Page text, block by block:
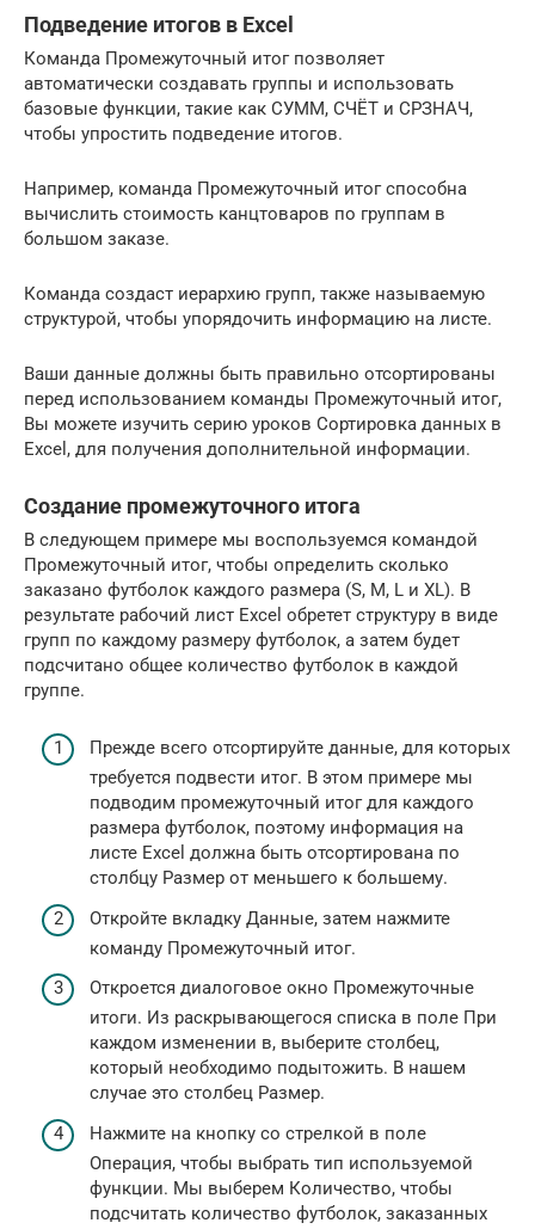
Подведение итогов в Excel
Команда Промежуточный итог позволяет
автоматически создавать группы и использовать
базовые функции, такие как СУММ, СЧЁТ и СРЗНАЧ,
чтобы упростить подведение итогов.
Например, команда Промежуточный итог способна
вычислить стоимость канцтоваров по группам в
большом заказе.
Команда создаст иерархию групп, также называемую
структурой, чтобы упорядочить информацию на листе.
Ваши данные должны быть правильно отсортированы
перед использованием команды Промежуточный итог,
Вы можете изучить серию уроков Сортировка данных в
Excel, для получения дополнительной информации.
Создание промежуточного итога
В следующем примере мы воспользуемся командой
Промежуточный итог, чтобы определить сколько
заказано футболок каждого размера (S, M, L и XL). В
результате рабочий лист Excel обретет структуру в виде
групп по каждому размеру футболок, а затем будет
подсчитано общее количество футболок в каждой
группе.
Прежде всего отсортируйте данные, для которых
требуется подвести итог. В этом примере мы
подводим промежуточный итог для каждого
размера футболок, поэтому информация на
листе Excel должна быть отсортирована по
столбцу Размер от меньшего к большему.
Откройте вкладку Данные, затем нажмите
команду Промежуточный итог.
Откроется диалоговое окно Промежуточные
итоги. Из раскрывающегося списка в поле При
каждом изменении в, выберите столбец,
который необходимо подытожить. В нашем
случае это столбец Размер.
Нажмите на кнопку со стрелкой в поле
Операция, чтобы выбрать тип используемой
функции. Мы выберем Количество, чтобы
подсчитать количество футболок, заказанных